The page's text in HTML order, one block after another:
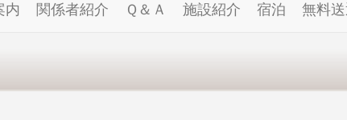
内 関係者紹介 Ｑ＆Ａ 施設紹介 宿泊 無料